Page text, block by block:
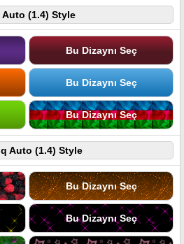
Auto (1.4) Style
Bu Dizaynı Seç
Bu Dizaynı Seç
Bu Dizaynı Seç
Auto (1.4) Style
Bu Dizaynı Seç
Bu Dizaynı Seç